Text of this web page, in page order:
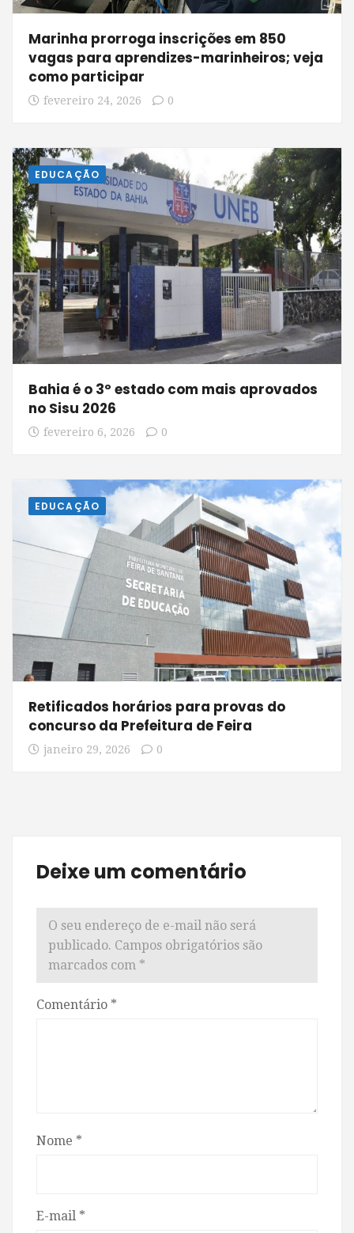
Marinha prorroga inscrições em 850
vagas para aprendizes-marinheiros; veja
como participar
fevereiro 24, 2026 0
EDUCAÇÃO
Bahia é o 3º estado com mais aprovados
no Sisu 2026
fevereiro 6, 2026 0
EDUCAÇÃO
Retificados horários para provas do
concurso da Prefeitura de Feira
janeiro 29, 2026 0
Deixe um comentário
O seu endereço de e-mail não será
publicado. Campos obrigatórios são
marcados com *
Comentário *
Nome *
E-mail *